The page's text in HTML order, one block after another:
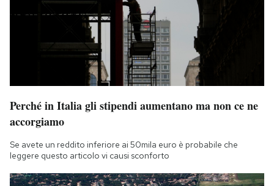
Perché in Italia gli stipendi aumentano ma non ce ne
accorgiamo
Se avete un reddito inferiore ai 50mila euro è probabile che
leggere questo articolo vi causi sconforto